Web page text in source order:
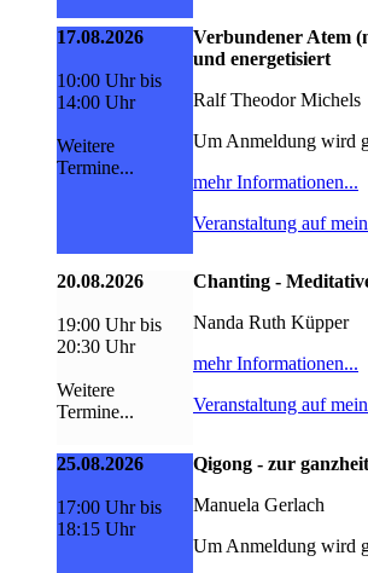
17.08.2026
10:00 Uhr bis
14:00 Uhr
Weitere
Termine...
Verbundener Atem
und energetisiert
Ralf Theodor Michels
Um Anmeldung wird
mehr Informationen...
Veranstaltung auf
20.08.2026
19:00 Uhr bis
20:30 Uhr
Weitere
Termine...
Chanting -
Nanda Ruth Küpper
mehr Informationen...
Veranstaltung auf
25.08.2026
17:00 Uhr bis
18:15 Uhr
Qigong - zur
Manuela Gerlach
Um Anmeldung wird